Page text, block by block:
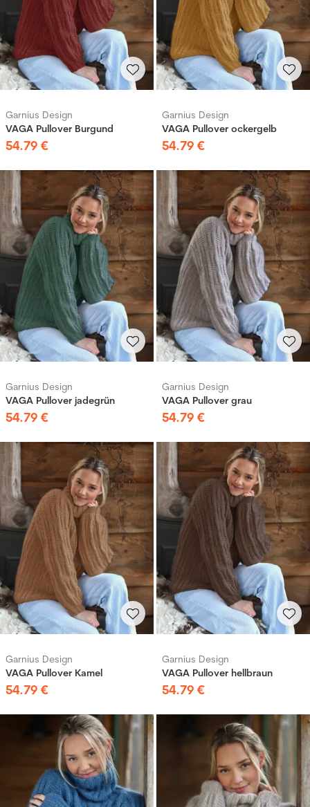
Garnius Design
VAGA Pullover Burgund
54.79 €
Garnius Design
VAGA Pullover ockergelb
54.79 €
Garnius Design
VAGA Pullover jadegrün
54.79 €
Garnius Design
VAGA Pullover grau
54.79 €
Garnius Design
VAGA Pullover Kamel
54.79 €
Garnius Design
VAGA Pullover hellbraun
54.79 €